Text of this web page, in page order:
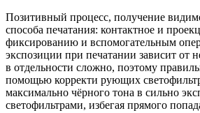
Позитивный процесс, получение
способа печатания: контактное и
фиксированию и вспомогательным
экспозиции при печатании зависит от
в отдельности сложно, поэтому
помощью корректи рующих
максимально чёрного тона в сильно
светофильтрами, избегая прямого